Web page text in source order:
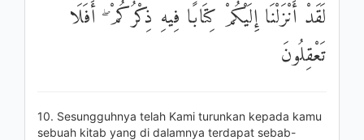
لَقَدْ أَنْزَلْنَا إِلَيْكُمْ كِتَابًا فِيهِ ذِكْرُكُمْ ۖ أَفَلَا
تَعْقِلُونَ
10. Sesungguhnya telah Kami turunkan kepada kamu
sebuah kitab yang di dalamnya terdapat sebab-